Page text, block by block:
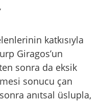
katkısıyla
Giragos’un
sonra da eksik
sonucu çan
sonra anıtsal üslupla,